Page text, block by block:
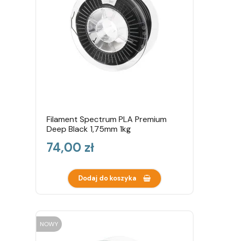
Filament Spectrum PLA Premium
Deep Black 1,75mm 1kg
Cena
74,00 zł
Dodaj do koszyka
NOWY